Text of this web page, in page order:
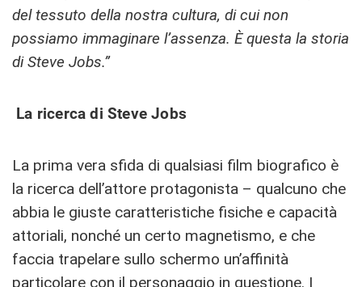
del tessuto della nostra cultura, di cui non
possiamo immaginare l’assenza. È questa la storia
di Steve Jobs.”
La ricerca di Steve Jobs
La prima vera sfida di qualsiasi film biografico è
la ricerca dell’attore protagonista – qualcuno che
abbia le giuste caratteristiche fisiche e capacità
attoriali, nonché un certo magnetismo, e che
faccia trapelare sullo schermo un’affinità
particolare con il personaggio in questione. I